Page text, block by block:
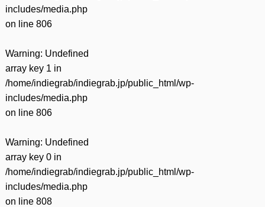
includes/media.php
on line 806
Warning: Undefined
array key 1 in
/home/indiegrab/indiegrab.jp/public_html/wp-
includes/media.php
on line 806
Warning: Undefined
array key 0 in
/home/indiegrab/indiegrab.jp/public_html/wp-
includes/media.php
on line 808